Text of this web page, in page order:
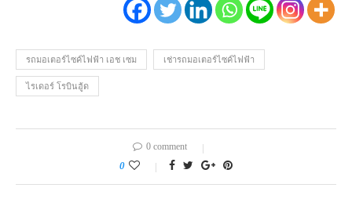
รถมอเตอร์ไซค์ไฟฟ้า เอช เซม เช่ารถมอเตอร์ไซค์ไฟฟ้า
ไรเดอร์ โรบินฮู้ด
0 comment
0